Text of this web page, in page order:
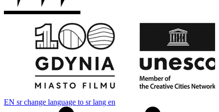
EN sr change language to sr lang en